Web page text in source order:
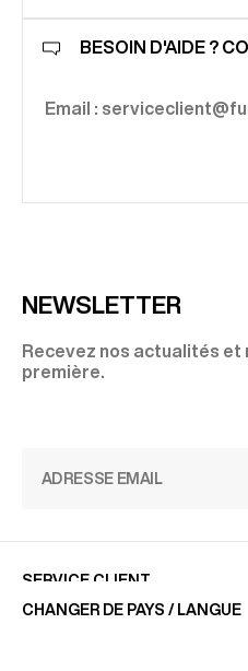
BESOIN D'AIDE ?
Email :
NEWSLETTER
Recevez nos actualités
première.
SERVICE CLIENT
CHANGER DE PAYS / LANGUE